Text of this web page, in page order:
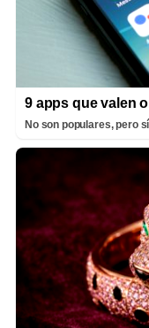
9 apps que valen
No son populares, pero